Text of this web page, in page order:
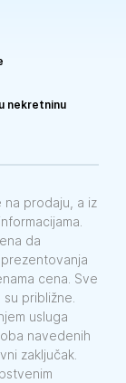
nekretninu
na prodaju, a iz
da
cena. Sve
približne.
usluga
navedenih
zaključak.